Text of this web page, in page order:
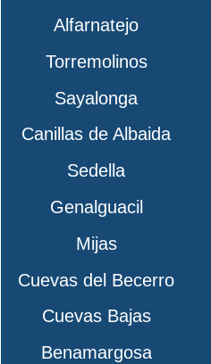
Alfarnatejo
Torremolinos
Sayalonga
Canillas de Albaida
Sedella
Genalguacil
Mijas
Cuevas del Becerro
Cuevas Bajas
Benamargosa